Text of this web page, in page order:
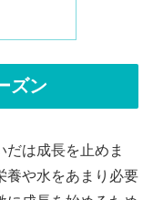
ズン
は成長を止めま
養や水をあまり必要